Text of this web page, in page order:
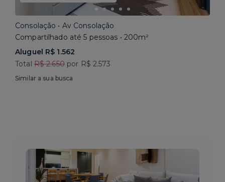
Consolação • Av Consolação
Compartilhado até 5 pessoas • 200m²
Aluguel R$ 1.562
Total R$ 2.650por R$ 2.573
Similar a sua busca